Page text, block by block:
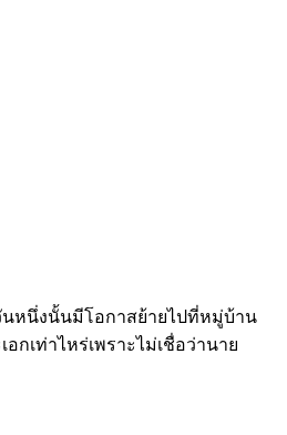
นหนึ่งนั้นมีโอกาสย้ายไปที่หมู่บ้าน
เท่าไหร่เพราะไม่เชื่อว่านาย